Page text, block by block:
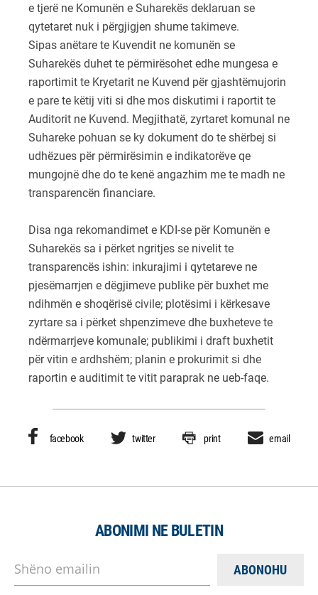
e tjerë ne Komunën e Suharekës deklaruan se
qytetaret nuk i përgjigjen shume takimeve.
Sipas anëtare te Kuvendit ne komunën se
Suharekës duhet te përmirësohet edhe mungesa e
raportimit te Kryetarit ne Kuvend për gjashtëmujorin
e pare te këtij viti si dhe mos diskutimi i raportit te
Auditorit ne Kuvend. Megjithatë, zyrtaret komunal ne
Suhareke pohuan se ky dokument do te shërbej si
udhëzues për përmirësimin e indikatorëve qe
mungojnë dhe do te kenë angazhim me te madh ne
transparencën financiare.
Disa nga rekomandimet e KDI-se për Komunën e
Suharekës sa i përket ngritjes se nivelit te
transparencës ishin: inkurajimi i qytetareve ne
pjesëmarrjen e dëgjimeve publike për buxhet me
ndihmën e shoqërisë civile; plotësimi i kërkesave
zyrtare sa i përket shpenzimeve dhe buxheteve te
ndërmarrjeve komunale; publikimi i draft buxhetit
për vitin e ardhshëm; planin e prokurimit si dhe
raportin e auditimit te vitit paraprak ne ueb-faqe.
facebook twitter print email
ABONIMI NE BULETIN
Shëno emailin